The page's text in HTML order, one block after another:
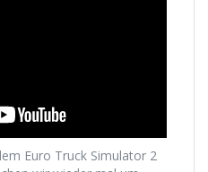
Euro Truck Simulator 2